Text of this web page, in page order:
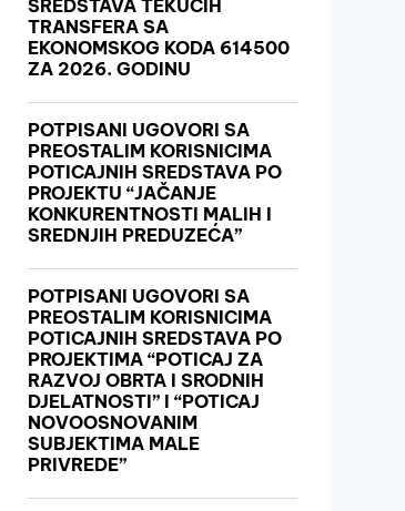
SREDSTAVA TEKUĆIH
TRANSFERA SA
EKONOMSKOG KODA 614500
ZA 2026. GODINU
POTPISANI UGOVORI SA
PREOSTALIM KORISNICIMA
POTICAJNIH SREDSTAVA PO
PROJEKTU “JAČANJE
KONKURENTNOSTI MALIH I
SREDNJIH PREDUZEĆA”
POTPISANI UGOVORI SA
PREOSTALIM KORISNICIMA
POTICAJNIH SREDSTAVA PO
PROJEKTIMA “POTICAJ ZA
RAZVOJ OBRTA I SRODNIH
DJELATNOSTI” I “POTICAJ
NOVOOSNOVANIM
SUBJEKTIMA MALE
PRIVREDE”